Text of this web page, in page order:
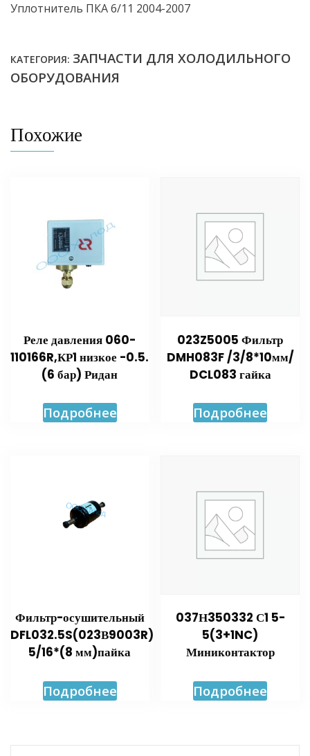
Уплотнитель ПКА 6/11 2004-2007
КАТЕГОРИЯ: ЗАПЧАСТИ ДЛЯ ХОЛОДИЛЬНОГО
ОБОРУДОВАНИЯ
Похожие
Реле давления 060-
110166R,КР1 низкое -0.5.
(6 бар) Ридан
Подробнее
023Z5005 Фильтр
DMH083F /3/8*10мм/
DCL083 гайка
Подробнее
Фильтр-осушительный
DFL032.5S(023В9003R)
5/16*(8 мм)пайка
Подробнее
037Н350332 С1 5-
5(3+1NC)
Миниконтактор
Подробнее